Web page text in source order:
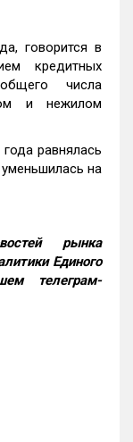
говорится в
кредитных
числа
и нежилом
равнялась
на
рынка
Единого
телеграм-